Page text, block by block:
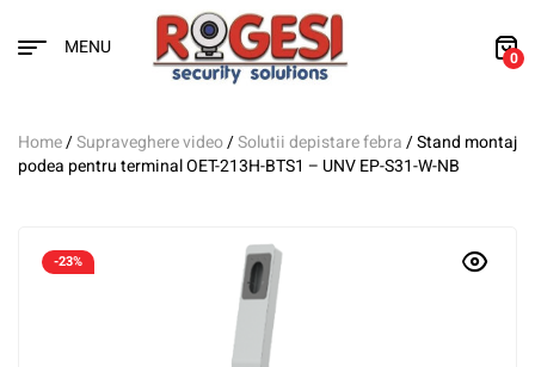
MENU 0
Home/Supraveghere video/Solutii depistare febra/ Stand montaj
podea pentru terminal OET-213H-BTS1 – UNV EP-S31-W-NB
-23%